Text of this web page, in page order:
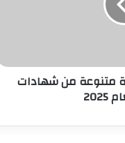
متنوعة من شهادات